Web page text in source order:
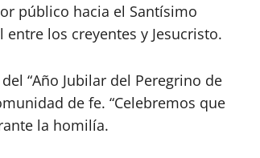
público hacia el Santísimo
los creyentes y Jesucristo.
“Año Jubilar del Peregrino de
de fe. “Celebremos que
la homilía.